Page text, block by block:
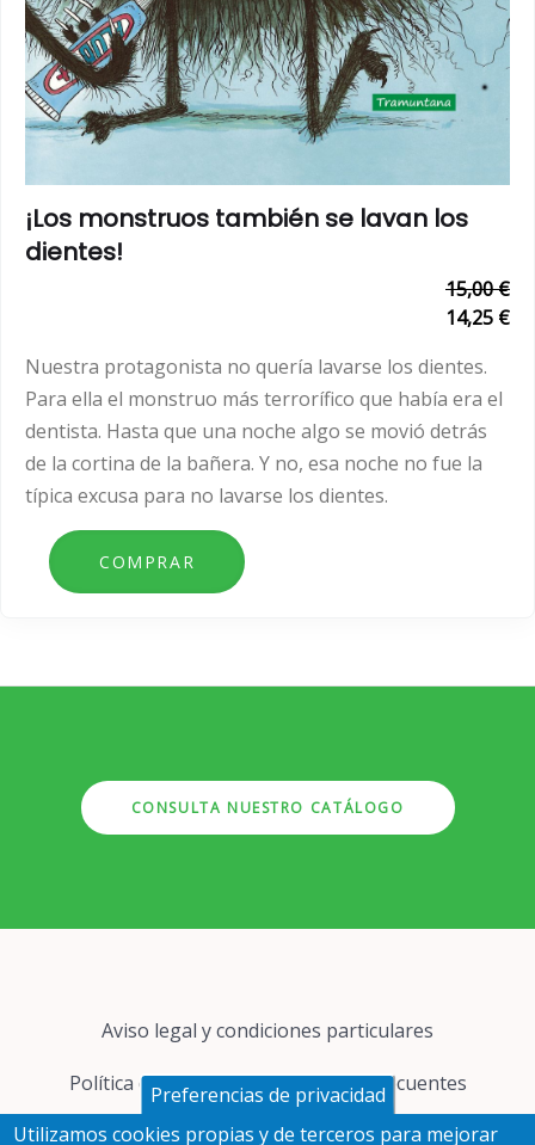
¡Los monstruos también se lavan los
dientes!
15,00 €
14,25 €
Nuestra protagonista no quería lavarse los dientes.
Para ella el monstruo más terrorífico que había era el
dentista. Hasta que una noche algo se movió detrás
de la cortina de la bañera. Y no, esa noche no fue la
típica excusa para no lavarse los dientes.
CONSULTA NUESTRO CATÁLOGO
página
Aviso legal y condiciones particulares
Política de cookies
Preguntas frecuentes
Protección de datos
Preferencias de privacidad
Utilizamos cookies propias y de terceros para mejorar